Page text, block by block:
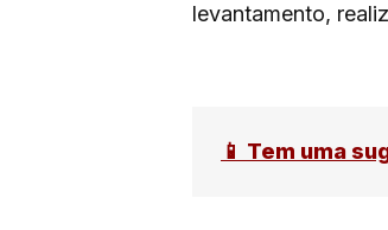
levantamento,
📱 Tem uma